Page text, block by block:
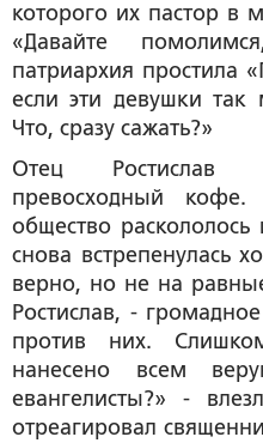
которого их пастор в
«Давайте
патриархия простила
если эти девушки так
Что, сразу сажать?»
Отец Ростислав
превосходный
общество
снова встрепенулась
верно, но не на
Ростислав, -
против них.
нанесено всем
евангелисты?» -
отреагировал